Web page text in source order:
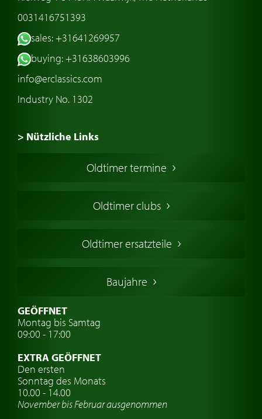
0031416751393
sales: +31641269957
buying: +31638603996
info@erclassics.com
Industry No. 1302
> Nützliche Links
Oldtimers in Europa
Englische Oldtimer
Deutsche Oldtimer
Schwedische Oldtimer
Oldtimer mit h-kennzeichen
Auto Oldtimer Markt
Oldtimer-Versicherung
Oldtimer-Clubs
Oldtimer-Reisen
Oldtimer termine
Oldtimer clubs
Oldtimer ersatzteile
Baujahre
GEÖFFNET
Montag bis Samtag
09:00 - 17:00
EXTRA GEÖFFNET
Den ersten
Sonntag des Monats
10.00 - 14.00
November bis Februar ausgenommen